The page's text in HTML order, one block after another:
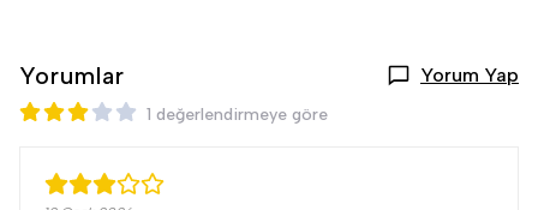
Yorumlar Yorum Yap
1 değerlendirmeye göre